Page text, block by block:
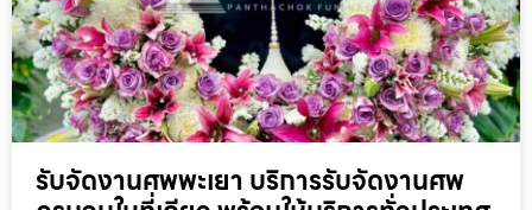
รับจัดงานศพพะเยา บริการรับจัดงานศพ